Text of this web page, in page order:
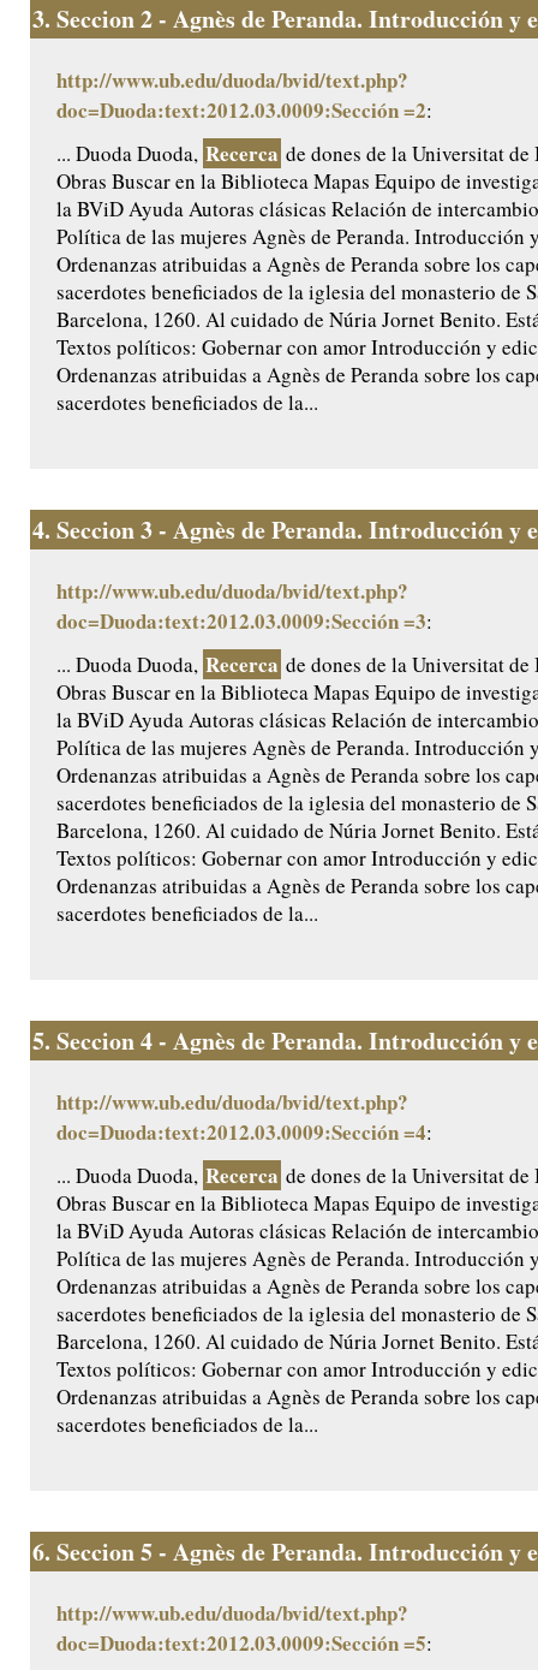
3. Seccion 2 - Agnès de Peranda. Introducción y
http://www.ub.edu/duoda/bvid/text.php?
doc=Duoda:text:2012.03.0009:Sección =2:
... Duoda Duoda, Recerca de dones de la Universitat
Obras Buscar en la Biblioteca Mapas Equipo de
la BViD Ayuda Autoras clásicas Relación de
Política de las mujeres Agnès de Peranda. Introducción
Ordenanzas atribuidas a Agnès de Peranda sobre los
sacerdotes beneficiados de la iglesia del monasterio de
Barcelona, 1260. Al cuidado de Núria Jornet Benito.
Textos políticos: Gobernar con amor Introducción y
Ordenanzas atribuidas a Agnès de Peranda sobre los
sacerdotes beneficiados de la...
4. Seccion 3 - Agnès de Peranda. Introducción y
http://www.ub.edu/duoda/bvid/text.php?
doc=Duoda:text:2012.03.0009:Sección =3:
... Duoda Duoda, Recerca de dones de la Universitat
Obras Buscar en la Biblioteca Mapas Equipo de
la BViD Ayuda Autoras clásicas Relación de
Política de las mujeres Agnès de Peranda. Introducción
Ordenanzas atribuidas a Agnès de Peranda sobre los
sacerdotes beneficiados de la iglesia del monasterio de
Barcelona, 1260. Al cuidado de Núria Jornet Benito.
Textos políticos: Gobernar con amor Introducción y
Ordenanzas atribuidas a Agnès de Peranda sobre los
sacerdotes beneficiados de la...
5. Seccion 4 - Agnès de Peranda. Introducción y
http://www.ub.edu/duoda/bvid/text.php?
doc=Duoda:text:2012.03.0009:Sección =4:
... Duoda Duoda, Recerca de dones de la Universitat
Obras Buscar en la Biblioteca Mapas Equipo de
la BViD Ayuda Autoras clásicas Relación de
Política de las mujeres Agnès de Peranda. Introducción
Ordenanzas atribuidas a Agnès de Peranda sobre los
sacerdotes beneficiados de la iglesia del monasterio de
Barcelona, 1260. Al cuidado de Núria Jornet Benito.
Textos políticos: Gobernar con amor Introducción y
Ordenanzas atribuidas a Agnès de Peranda sobre los
sacerdotes beneficiados de la...
6. Seccion 5 - Agnès de Peranda. Introducción y
http://www.ub.edu/duoda/bvid/text.php?
doc=Duoda:text:2012.03.0009:Sección =5: